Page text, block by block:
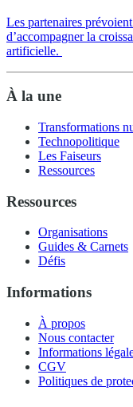
Les partenaires
d’accompagner la
artificielle.
À la une
Transformations
Technopolitique
Les Faiseurs
Ressources
Ressources
Organisations
Guides & Carnets
Défis
Informations
À propos
Nous contacter
Informations
CGV
Politiques de